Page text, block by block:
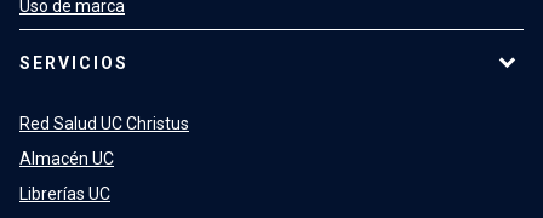
Uso de marca
SERVICIOS
Red Salud UC Christus
Almacén UC
Librerías UC